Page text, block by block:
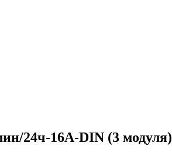
24ч-16А-DIN (3 модуля)